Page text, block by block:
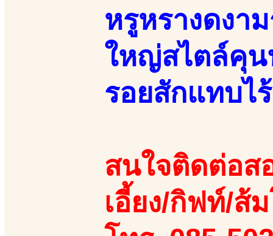
หรูหรางดงา
ใหญ่สไตล์คุน
รอยสักแทบไ
สนใจติดต่อส
เอี้ยง/กิฟท์/ส้